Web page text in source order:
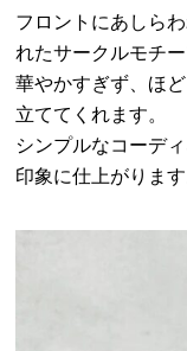
フロントにあしら
れたサークルモチー
華やかすぎず、ほ
立ててくれます。
シンプルなコーデ
印象に仕上がります